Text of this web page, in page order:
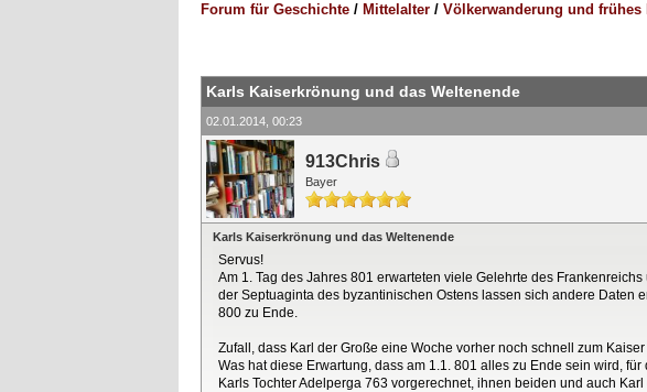
Forum für Geschichte / Mittelalter / Völkerwanderung und frühes
Karls Kaiserkrönung und das Weltenende
02.01.2014, 00:23
913Chris
Bayer
Karls Kaiserkrönung und das Weltenende
Servus!
Am 1. Tag des Jahres 801 erwarteten viele Gelehrte des
der Septuaginta des byzantinischen Ostens lassen sich andere Daten
800 zu Ende.
Zufall, dass Karl der Große eine Woche vorher noch schnell zum
Was hat diese Erwartung, dass am 1.1. 801 alles zu Ende sein wird,
Karls Tochter Adelperga 763 vorgerechnet, ihnen beiden und auch